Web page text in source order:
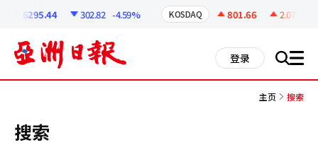
6295.44 302.82 -4.59% KOSDAQ 801.66 2.07
登录 搜 all
主页 搜索
搜索